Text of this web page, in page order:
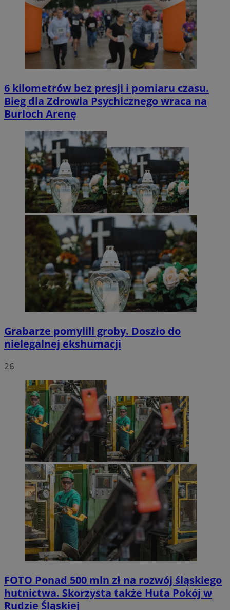
6 kilometrów bez presji i pomiaru czasu.
Bieg dla Zdrowia Psychicznego wraca na
Burloch Arenę
Grabarze pomylili groby. Doszło do
nielegalnej ekshumacji
26
FOTO Ponad 500 mln zł na rozwój śląskiego
hutnictwa. Skorzysta także Huta Pokój w
Rudzie Śląskiej